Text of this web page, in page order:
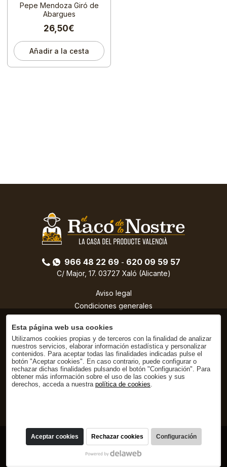
Pepe Mendoza Giró de
Abargues
26,50€
Añadir a la cesta
966 48 22 69 - 620 09 59 57
C/ Major, 17. 03727 Xaló (Alicante)
Aviso legal
Condiciones generales
Política de privacidad
Condiciones de compra
Política de cookies
Esta página web usa cookies
Utilizamos cookies propias y de terceros con la finalidad de analizar
nuestros servicios, elaborar información estadística y personalizar
contenidos. Para aceptar todas las finalidades indicadas pulse el
botón "Aceptar cookies". En caso contrario, puede configurar o
rechazar dichas finalidades pulsando el botón "Configuración". Para
obtener más información sobre el uso de las cookies y sus
derechos, acceda a nuestra política de cookies.
Aceptar cookies Rechazar cookies Configuración